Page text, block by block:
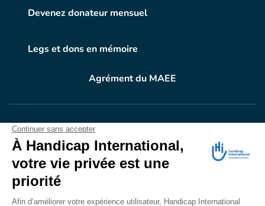
Devenez donateur mensuel
Legs et dons en mémoire
Agrément du MAEE
VOTRE DONEN ACTION
Grâce à vous, en 2024, 604.716 personnes ont
bénéficié d’appareillage et d’activités de réadaptation.
Merci pour votre générosité.